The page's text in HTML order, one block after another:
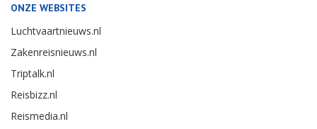
ONZE WEBSITES
Luchtvaartnieuws.nl
Zakenreisnieuws.nl
Triptalk.nl
Reisbizz.nl
Reismedia.nl